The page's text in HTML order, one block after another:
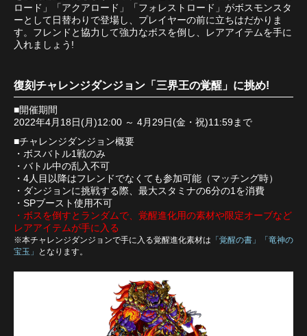
ロード」「アクアロード」「フォレストロード」がボスモンスタ
ーとして日替わりで登場し、プレイヤーの前に立ちはだかりま
す。フレンドと協力して強力なボスを倒し、レアアイテムを手に
入れましょう!
復刻チャレンジダンジョン「三界王の覚醒」に挑め!
■開催期間
2022年4月18日(月)12:00 ～ 4月29日(金・祝)11:59まで
■チャレンジダンジョン概要
・ボスバトル1戦のみ
・バトル中の乱入不可
・4人目以降はフレンドでなくても参加可能（マッチング時）
・ダンジョンに挑戦する際、最大スタミナの6分の1を消費
・SPブースト使用不可
・ボスを倒すとランダムで、覚醒進化用の素材や限定オーブなど
レアアイテムが手に入る
※本チャレンジダンジョンで手に入る覚醒進化素材は 「覚醒の書」「竜神の
宝玉」
となります。